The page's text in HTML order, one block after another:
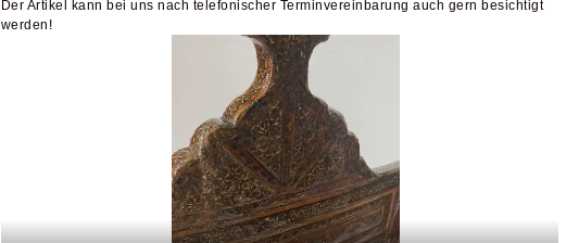
Der Artikel kann bei uns nach telefonischer Terminvereinbarung auch gern besichtigt
werden!